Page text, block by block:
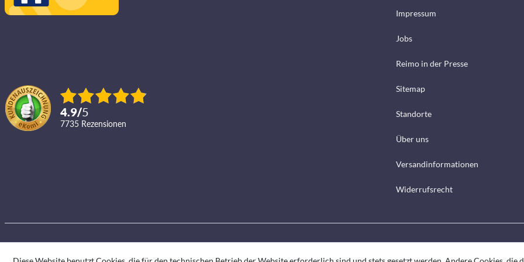
4.9/5
7735 Rezensionen
Impressum
Jobs
Reimo in der Presse
Sitemap
Standorte
Über uns
Versandinformationen
Widerrufsrecht